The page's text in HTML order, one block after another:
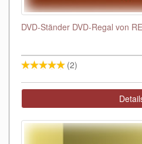
DVD-Ständer DVD-Regal von
(2)